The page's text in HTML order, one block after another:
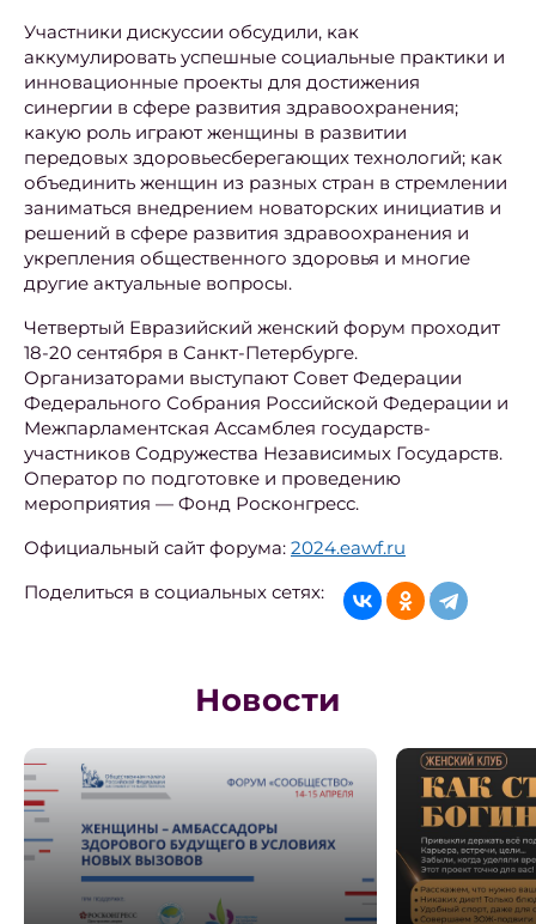
Участники дискуссии обсудили, как
аккумулировать успешные социальные практики и
инновационные проекты для достижения
синергии в сфере развития здравоохранения;
какую роль играют женщины в развитии
передовых здоровьесберегающих технологий; как
объединить женщин из разных стран в стремлении
заниматься внедрением новаторских инициатив и
решений в сфере развития здравоохранения и
укрепления общественного здоровья и многие
другие актуальные вопросы.
Четвертый Евразийский женский форум проходит
18-20 сентября в Санкт-Петербурге.
Организаторами выступают Совет Федерации
Федерального Собрания Российской Федерации и
Межпарламентская Ассамблея государств-
участников Содружества Независимых Государств.
Оператор по подготовке и проведению
мероприятия — Фонд Росконгресс.
Официальный сайт форума: 2024.eawf.ru
Поделиться в социальных сетях:
Новости